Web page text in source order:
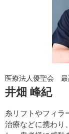
医療法人優聖会 最
井畑 峰紀
糸リフトやフィラ
治療などに携わり